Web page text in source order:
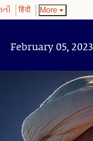
हिंदी More
February 05, 2023